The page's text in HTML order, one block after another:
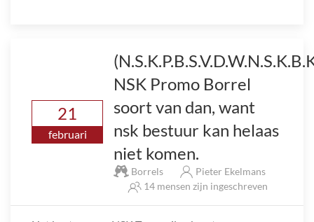
21
februari
NSK Promo Borrel
soort van dan, want
nsk bestuur kan helaas
niet komen.
Borrels
Pieter Ekelmans
14 mensen zijn ingeschreven